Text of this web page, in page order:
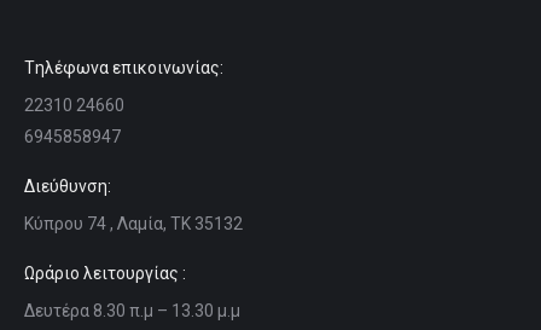
Tηλέφωνα επικοινωνίας:
22310 24660
6945858947
Διεύθυνση:
Κύπρου 74 , Λαμία, ΤΚ 35132
Ωράριο λειτουργίας :
Δευτέρα 8.30 π.μ – 13.30 μ.μ